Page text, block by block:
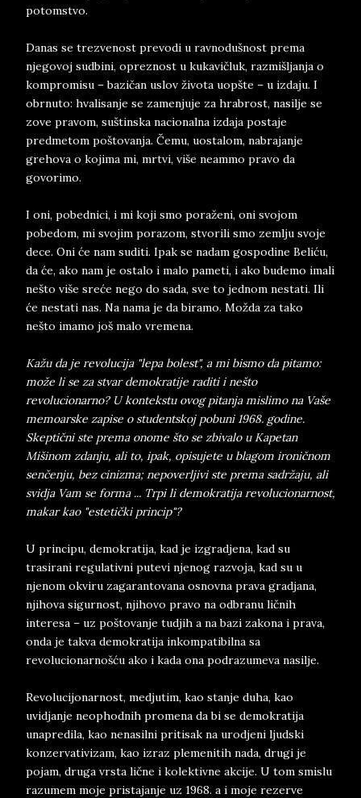
potomstvo.
Danas se trezvenost prevodi u ravnodušnost prema
njegovoj sudbini, opreznost u kukavičluk, razmišljanja o
kompromisu – bazičan uslov života uopšte – u izdaju. I
obrnuto: hvalisanje se zamenjuje za hrabrost, nasilje se
zove pravom, suštinska nacionalna izdaja postaje
predmetom poštovanja. Čemu, uostalom, nabrajanje
grehova o kojima mi, mrtvi, više neammo pravo da
govorimo.
I oni, pobednici, i mi koji smo poraženi, oni svojom
pobedom, mi svojim porazom, stvorili smo zemlju svoje
dece. Oni će nam suditi. Ipak se nadam gospodine Beliću,
da će, ako nam je ostalo i malo pameti, i ako budemo imali
nešto više sreće nego do sada, sve to jednom nestati. Ili
će nestati nas. Na nama je da biramo. Možda za tako
nešto imamo još malo vremena.
Kažu da je revolucija "lepa bolest", a mi bismo da pitamo:
može li se za stvar demokratije raditi i nešto
revolucionarno? U kontekstu ovog pitanja mislimo na Vaše
memoarske zapise o studentskoj pobuni 1968. godine.
Skeptični ste prema onome što se zbivalo u Kapetan
Mišinom zdanju, ali to, ipak, opisujete u blagom ironičnom
senčenju, bez cinizma; nepoverljivi ste prema sadržaju, ali
svidja Vam se forma ... Trpi li demokratija revolucionarnost,
makar kao "estetički princip"?
U principu, demokratija, kad je izgradjena, kad su
trasirani regulativni putevi njenog razvoja, kad su u
njenom okviru zagarantovana osnovna prava gradjana,
njihova sigurnost, njihovo pravo na odbranu ličnih
interesa – uz poštovanje tudjih a na bazi zakona i prava,
onda je takva demokratija inkompatibilna sa
revolucionarnošću ako i kada ona podrazumeva nasilje.
Revolucijonarnost, medjutim, kao stanje duha, kao
uvidjanje neophodnih promena da bi se demokratija
unapredila, kao nenasilni pritisak na urodjeni ljudski
konzervativizam, kao izraz plemenitih nada, drugi je
pojam, druga vrsta lične i kolektivne akcije. U tom smislu
razumem moje pristajanje uz 1968. a i moje rezerve